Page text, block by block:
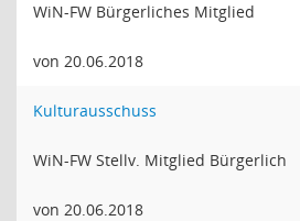
WiN-FW Bürgerliches Mitglied
von 20.06.2018
Kulturausschuss
WiN-FW Stellv. Mitglied Bürgerlich
von 20.06.2018